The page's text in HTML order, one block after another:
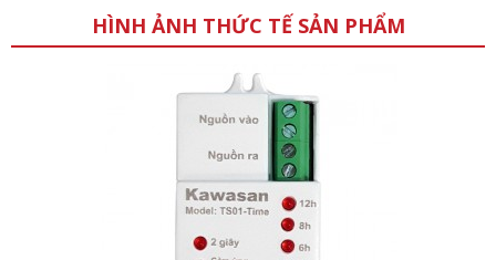
HÌNH ẢNH THỨC TẾ SẢN PHẨM